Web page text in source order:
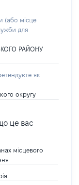
(або місце
для
РАЙОНУ
як
округу
це вас
місцевого